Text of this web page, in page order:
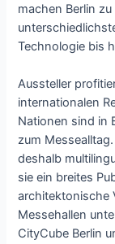
machen Berlin
Technologie bis
Aussteller
internationalen
Nationen sind in
zum
deshalb
sie ein breites
architektonische
Messehallen
CityCube Berlin